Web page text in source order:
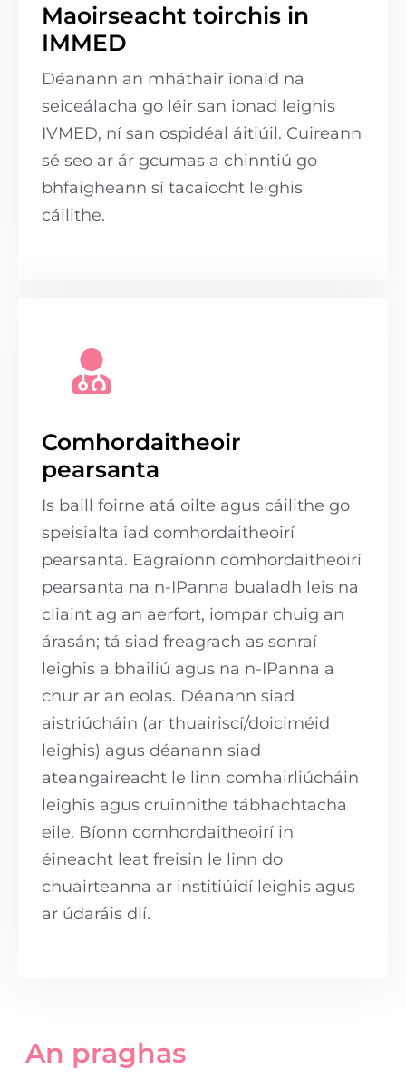
Maoirseacht toirchis in
IMMED
Déanann an mháthair ionaid na
seiceálacha go léir san ionad leighis
IVMED, ní san ospidéal áitiúil. Cuireann
sé seo ar ár gcumas a chinntiú go
bhfaigheann sí tacaíocht leighis
cáilithe.
Comhordaitheoir
pearsanta
Is baill foirne atá oilte agus cáilithe go
speisialta iad comhordaitheoirí
pearsanta. Eagraíonn comhordaitheoirí
pearsanta na n-IPanna bualadh leis na
cliaint ag an aerfort, iompar chuig an
árasán; tá siad freagrach as sonraí
leighis a bhailiú agus na n-IPanna a
chur ar an eolas. Déanann siad
aistriúcháin (ar thuairiscí/doiciméid
leighis) agus déanann siad
ateangaireacht le linn comhairliúcháin
leighis agus cruinnithe tábhachtacha
eile. Bíonn comhordaitheoirí in
éineacht leat freisin le linn do
chuairteanna ar institiúidí leighis agus
ar údaráis dlí.
An praghas